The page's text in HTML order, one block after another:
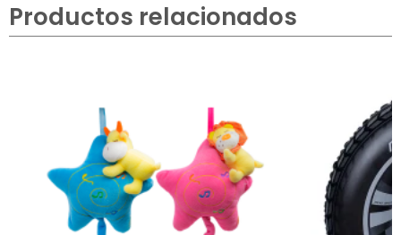
Productos relacionados